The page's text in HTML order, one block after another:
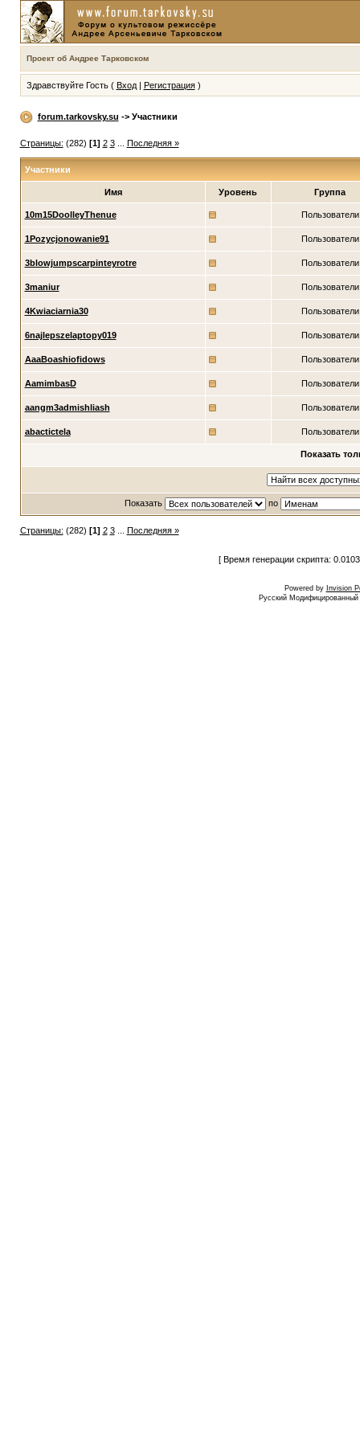
Проект об Андрее Тарковском
Здравствуйте Гость ( Вход| Регистрация)
forum.tarkovsky.su -> Участники
Страницы: (282) [1] 2 3... Последняя »
Участники
Имя Уровень Группа
10m15DoolleyThenue Пользователи
1Pozycjonowanie91 Пользователи
3blowjumpscarpinteyrotre Пользователи
3maniur Пользователи
4Kwiaciarnia30 Пользователи
6najlepszelaptopy019 Пользователи
AaaBoashiofidows Пользователи
AamimbasD Пользователи
aangm3admishliash Пользователи
abactictela Пользователи
Показать
Показать по
Страницы: (282) [1] 2 3... Последняя »
[ Время генерации скрипта:
Powered by Invision
Русский